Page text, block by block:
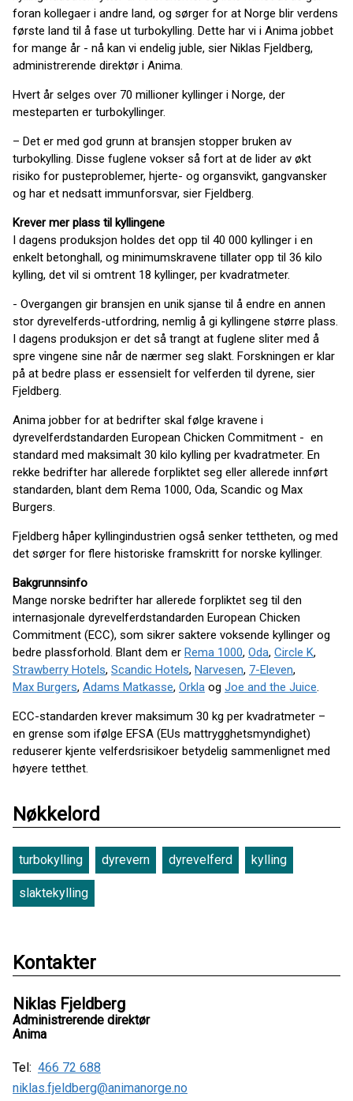
foran kollegaer i andre land, og sørger for at Norge blir verdens
første land til å fase ut turbokylling. Dette har vi i Anima jobbet
for mange år - nå kan vi endelig juble, sier Niklas Fjeldberg,
administrerende direktør i Anima.
Hvert år selges over 70 millioner kyllinger i Norge, der
mesteparten er turbokyllinger.
– Det er med god grunn at bransjen stopper bruken av
turbokylling. Disse fuglene vokser så fort at de lider av økt
risiko for pusteproblemer, hjerte- og organsvikt, gangvansker
og har et nedsatt immunforsvar, sier Fjeldberg.
Krever mer plass til kyllingene
I dagens produksjon holdes det opp til 40 000 kyllinger i en
enkelt betonghall, og minimumskravene tillater opp til 36 kilo
kylling, det vil si omtrent 18 kyllinger, per kvadratmeter.
- Overgangen gir bransjen en unik sjanse til å endre en annen
stor dyrevelferds-utfordring, nemlig å gi kyllingene større plass.
I dagens produksjon er det så trangt at fuglene sliter med å
spre vingene sine når de nærmer seg slakt. Forskningen er klar
på at bedre plass er essensielt for velferden til dyrene, sier
Fjeldberg.
Anima jobber for at bedrifter skal følge kravene i
dyrevelferdstandarden European Chicken Commitment - en
standard med maksimalt 30 kilo kylling per kvadratmeter. En
rekke bedrifter har allerede forpliktet seg eller allerede innført
standarden, blant dem Rema 1000, Oda, Scandic og Max
Burgers.
Fjeldberg håper kyllingindustrien også senker tettheten, og med
det sørger for flere historiske framskritt for norske kyllinger.
Bakgrunnsinfo
Mange norske bedrifter har allerede forpliktet seg til den
internasjonale dyrevelferdstandarden European Chicken
Commitment (ECC), som sikrer saktere voksende kyllinger og
bedre plassforhold. Blant dem er Rema 1000, Oda, Circle K,
Strawberry Hotels, Scandic Hotels, Narvesen, 7-Eleven,
Max Burgers, Adams Matkasse, Orkla og Joe and the Juice.
ECC-standarden krever maksimum 30 kg per kvadratmeter –
en grense som ifølge EFSA (EUs mattrygghetsmyndighet)
reduserer kjente velferdsrisikoer betydelig sammenlignet med
høyere tetthet.
Nøkkelord
turbokylling dyrevern dyrevelferd kylling
slaktekylling
Kontakter
Niklas Fjeldberg
Administrerende direktør
Anima
Tel: 466 72 688
niklas.fjeldberg@animanorge.no